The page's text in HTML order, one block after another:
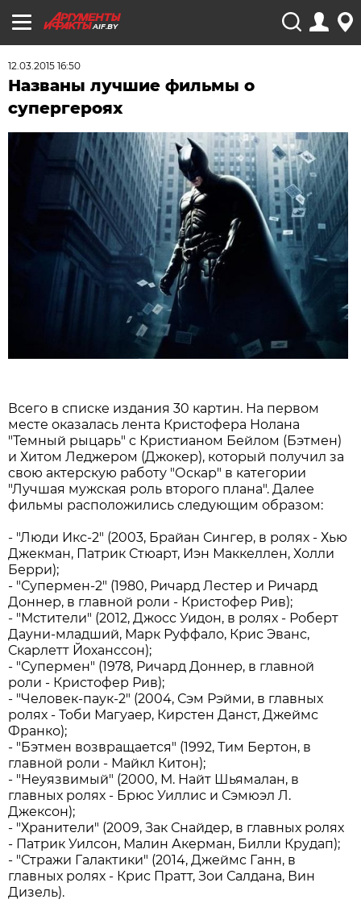
AIF.BY
12.03.2015 16:50
Названы лучшие фильмы о
супергероях
Всего в списке издания 30 картин. На первом
месте оказалась лента Кристофера Нолана
"Темный рыцарь" с Кристианом Бейлом (Бэтмен)
и Хитом Леджером (Джокер), который получил за
свою актерскую работу "Оскар" в категории
"Лучшая мужская роль второго плана". Далее
фильмы расположились следующим образом:
- "Люди Икс-2" (2003, Брайан Сингер, в ролях - Хью
Джекман, Патрик Стюарт, Иэн Маккеллен, Холли
Берри);
- "Супермен-2" (1980, Ричард Лестер и Ричард
Доннер, в главной роли - Кристофер Рив);
- "Мстители" (2012, Джосс Уидон, в ролях - Роберт
Дауни-младший, Марк Руффало, Крис Эванс,
Скарлетт Йоханссон);
- "Супермен" (1978, Ричард Доннер, в главной
роли - Кристофер Рив);
- "Человек-паук-2" (2004, Сэм Рэйми, в главных
ролях - Тоби Магуаер, Кирстен Данст, Джеймс
Франко);
- "Бэтмен возвращается" (1992, Тим Бертон, в
главной роли - Майкл Китон);
- "Неуязвимый" (2000, М. Найт Шьямалан, в
главных ролях - Брюс Уиллис и Сэмюэл Л.
Джексон);
- "Хранители" (2009, Зак Снайдер, в главных ролях
- Патрик Уилсон, Малин Акерман, Билли Крудап);
- "Стражи Галактики" (2014, Джеймс Ганн, в
главных ролях - Крис Пратт, Зои Салдана, Вин
Дизель).